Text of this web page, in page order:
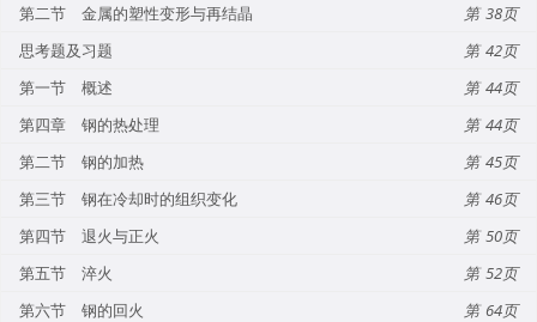
第二节 金属的塑性变形与再结晶
38
思考题及习题
42
第一节 概述
44
第四章 钢的热处理
44
第二节 钢的加热
45
第三节 钢在冷却时的组织变化
46
第四节 退火与正火
50
第五节 淬火
52
第六节 钢的回火
64